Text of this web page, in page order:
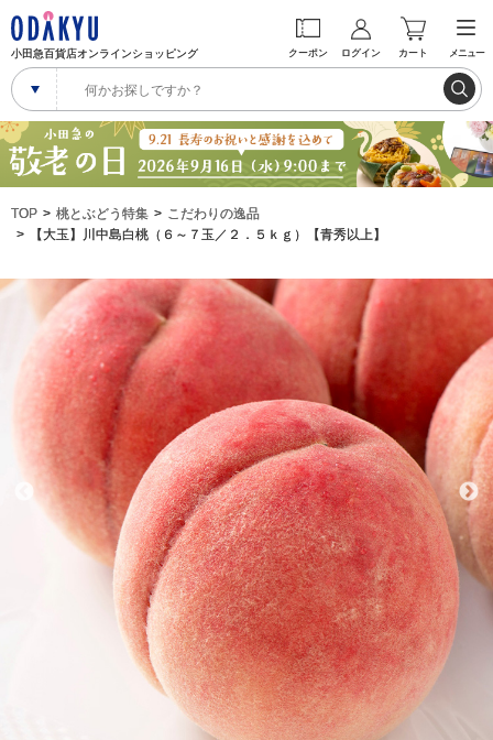
小田急百貨店オンラインショッピング クーポン ログイン カート メニュー
TOP 桃とぶどう特集
こだわりの逸品
【大玉】川中島白桃（６～７玉／２．５ｋｇ）【青秀以上】